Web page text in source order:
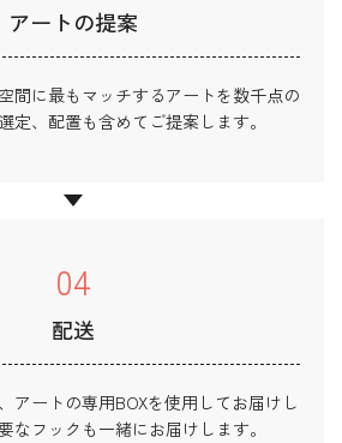
アートの提案
間に最もマッチするアートを数千点の
定、配置も含めてご提案します。
04
配送
アートの専用BOXを使用してお届けし
なフックも一緒にお届けします。